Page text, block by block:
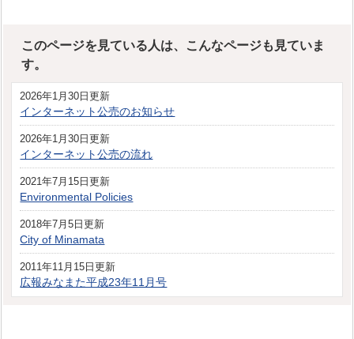
このページを見ている人は、こんなページも見ていま
す。
2026年1月30日更新
インターネット公売のお知らせ
2026年1月30日更新
インターネット公売の流れ
2021年7月15日更新
Environmental Policies
2018年7月5日更新
City of Minamata
2011年11月15日更新
広報みなまた平成23年11月号